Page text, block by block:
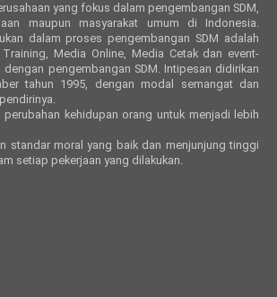
yang fokus dalam pengembangan SDM,
maupun masyarakat umum di Indonesia.
dalam proses pengembangan SDM adalah
Media Online, Media Cetak dan event-
dengan pengembangan SDM. Intipesan didirikan
tahun 1995, dengan modal semangat dan
kehidupan orang untuk menjadi lebih
standar moral yang baik dan menjunjung tinggi
setiap pekerjaan yang dilakukan.